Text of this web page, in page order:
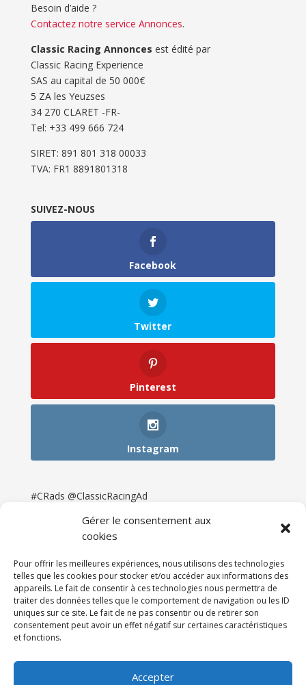
Gérer le consentement aux
cookies
Pour offrir les meilleures expériences, nous utilisons des technologies
telles que les cookies pour stocker et/ou accéder aux informations des
appareils. Le fait de consentir à ces technologies nous permettra de
traiter des données telles que le comportement de navigation ou les ID
uniques sur ce site. Le fait de ne pas consentir ou de retirer son
consentement peut avoir un effet négatif sur certaines caractéristiques
et fonctions.
Accepter
Besoin d’aide ?
Contactez notre service Annonces.
Classic Racing Annonces est édité par
Classic Racing Experience
SAS au capital de 50 000€
5 ZA les Yeuzses
34 270 CLARET -FR-
Tel: ‭+33 499 666 724‬
SIRET: 891 801 318 00033
TVA: FR1 8891801318
SUIVEZ-NOUS
Facebook
Twitter
Pinterest
Instagram
#CRads @ClassicRacingAd
Newsletter & Presse
Partenaires
Tarifs
Espace Client